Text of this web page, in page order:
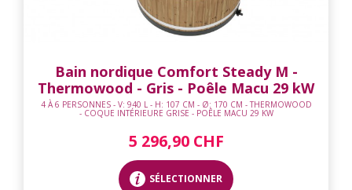
Bain nordique Comfort Steady M -
Thermowood - Gris - Poêle Macu 29 kW
4 À 6 PERSONNES - V: 940 L - H: 107 CM - Ø: 170 CM - THERMOWOOD
- COQUE INTÉRIEURE GRISE - POÊLE MACU 29 KW
5 296,90 CHF
SÉLECTIONNER